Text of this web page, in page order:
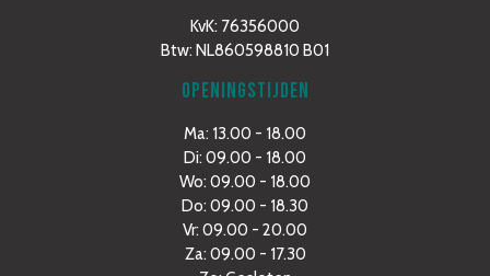
KvK: 76356000
Btw: NL860598810 B01
OPENINGSTIJDEN
Ma: 13.00 - 18.00
Di: 09.00 - 18.00
Wo: 09.00 - 18.00
Do: 09.00 - 18.30
Vr: 09.00 - 20.00
Za: 09.00 - 17.30